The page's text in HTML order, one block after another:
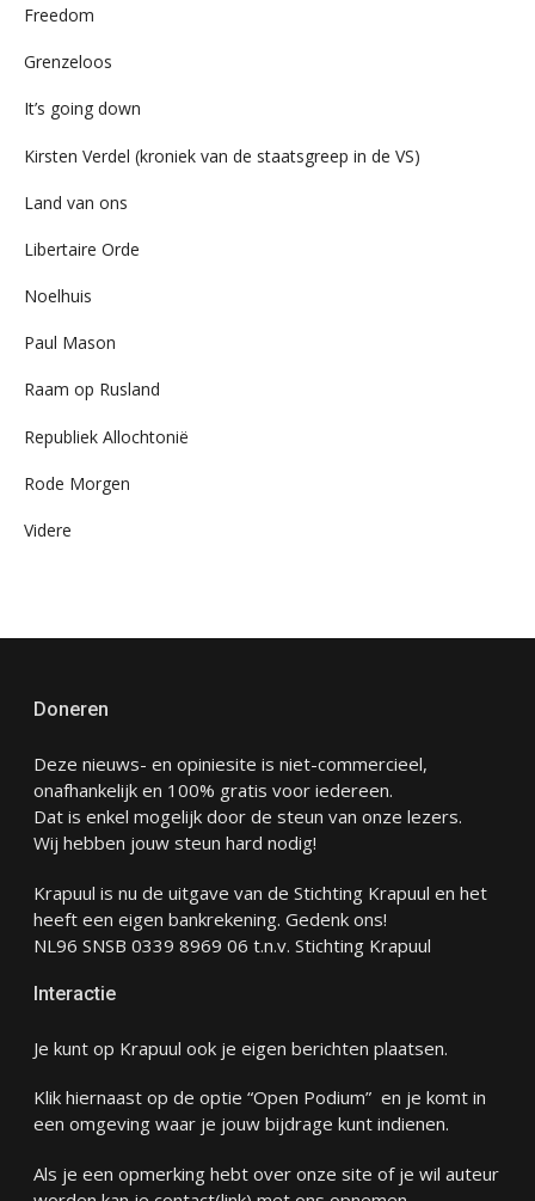
Freedom
Grenzeloos
It’s going down
Kirsten Verdel (kroniek van de staatsgreep in de VS)
Land van ons
Libertaire Orde
Noelhuis
Paul Mason
Raam op Rusland
Republiek Allochtonië
Rode Morgen
Videre
Doneren
Deze nieuws- en opiniesite is niet-commercieel,
onafhankelijk en 100% gratis voor iedereen.
Dat is enkel mogelijk door de steun van onze lezers.
Wij hebben jouw steun hard nodig!
Krapuul is nu de uitgave van de Stichting Krapuul en het
heeft een eigen bankrekening. Gedenk ons!
NL96 SNSB 0339 8969 06 t.n.v. Stichting Krapuul
Interactie
Je kunt op Krapuul ook je eigen berichten plaatsen.
Klik hiernaast op de optie “Open Podium” en je komt in
een omgeving waar je jouw bijdrage kunt indienen.
Als je een opmerking hebt over onze site of je wil auteur